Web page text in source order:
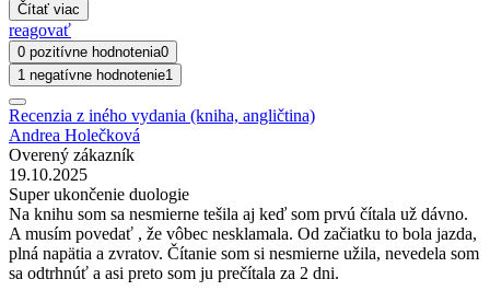
Čítať viac
reagovať
0 pozitívne hodnotenia0
1 negatívne hodnotenie1
Recenzia z iného vydania (kniha, angličtina)
Andrea Holečková
Overený zákazník
19.10.2025
Super ukončenie duologie
Na knihu som sa nesmierne tešila aj keď som prvú čítala už dávno.
A musím povedať , že vôbec nesklamala. Od začiatku to bola jazda,
plná napätia a zvratov. Čítanie som si nesmierne užila, nevedela som
sa odtrhnúť a asi preto som ju prečítala za 2 dni.